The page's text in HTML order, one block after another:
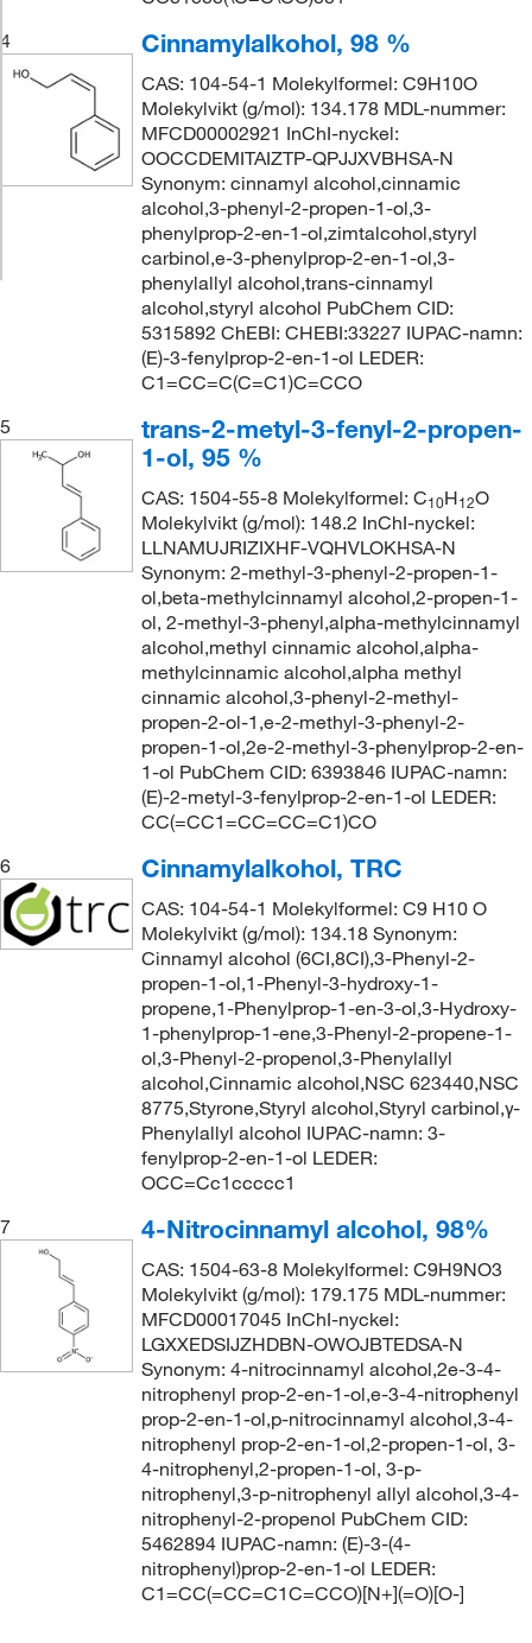
4
Cinnamylalkohol, 98 %
CAS: 104-54-1 Molekylformel: C9H10O
Molekylvikt (g/mol): 134.178 MDL-nummer:
MFCD00002921 InChI-nyckel:
OOCCDEMITAIZTP-QPJJXVBHSA-N
Synonym: cinnamyl alcohol,cinnamic
alcohol,3-phenyl-2-propen-1-ol,3-
phenylprop-2-en-1-ol,zimtalcohol,styryl
carbinol,e-3-phenylprop-2-en-1-ol,3-
phenylallyl alcohol,trans-cinnamyl
alcohol,styryl alcohol PubChem CID:
5315892 ChEBI: CHEBI:33227 IUPAC-namn:
(E)-3-fenylprop-2-en-1-ol LEDER:
C1=CC=C(C=C1)C=CCO
5
trans-2-metyl-3-fenyl-2-propen-
1-ol, 95 %
CAS: 1504-55-8 Molekylformel: C10H12O
Molekylvikt (g/mol): 148.2 InChI-nyckel:
LLNAMUJRIZIXHF-VQHVLOKHSA-N
Synonym: 2-methyl-3-phenyl-2-propen-1-
ol,beta-methylcinnamyl alcohol,2-propen-1-
ol, 2-methyl-3-phenyl,alpha-methylcinnamyl
alcohol,methyl cinnamic alcohol,alpha-
methylcinnamic alcohol,alpha methyl
cinnamic alcohol,3-phenyl-2-methyl-
propen-2-ol-1,e-2-methyl-3-phenyl-2-
propen-1-ol,2e-2-methyl-3-phenylprop-2-en-
1-ol PubChem CID: 6393846 IUPAC-namn:
(E)-2-metyl-3-fenylprop-2-en-1-ol LEDER:
CC(=CC1=CC=CC=C1)CO
6
Cinnamylalkohol, TRC
CAS: 104-54-1 Molekylformel: C9 H10 O
Molekylvikt (g/mol): 134.18 Synonym:
Cinnamyl alcohol (6CI,8CI),3-Phenyl-2-
propen-1-ol,1-Phenyl-3-hydroxy-1-
propene,1-Phenylprop-1-en-3-ol,3-Hydroxy-
1-phenylprop-1-ene,3-Phenyl-2-propene-1-
ol,3-Phenyl-2-propenol,3-Phenylallyl
alcohol,Cinnamic alcohol,NSC 623440,NSC
8775,Styrone,Styryl alcohol,Styryl carbinol,γ-
Phenylallyl alcohol IUPAC-namn: 3-
fenylprop-2-en-1-ol LEDER:
OCC=Cc1ccccc1
7
4-Nitrocinnamyl alcohol, 98%
CAS: 1504-63-8 Molekylformel: C9H9NO3
Molekylvikt (g/mol): 179.175 MDL-nummer:
MFCD00017045 InChI-nyckel:
LGXXEDSIJZHDBN-OWOJBTEDSA-N
Synonym: 4-nitrocinnamyl alcohol,2e-3-4-
nitrophenyl prop-2-en-1-ol,e-3-4-nitrophenyl
prop-2-en-1-ol,p-nitrocinnamyl alcohol,3-4-
nitrophenyl prop-2-en-1-ol,2-propen-1-ol, 3-
4-nitrophenyl,2-propen-1-ol, 3-p-
nitrophenyl,3-p-nitrophenyl allyl alcohol,3-4-
nitrophenyl-2-propenol PubChem CID:
5462894 IUPAC-namn: (E)-3-(4-
nitrophenyl)prop-2-en-1-ol LEDER:
C1=CC(=CC=C1C=CCO)[N+](=O)[O-]